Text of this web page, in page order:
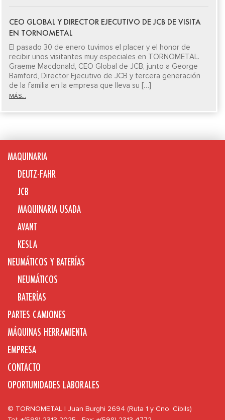
CEO GLOBAL Y DIRECTOR EJECUTIVO DE JCB DE VISITA
EN TORNOMETAL
El pasado 30 de enero tuvimos el placer y el honor de
recibir unos visitantes muy especiales en TORNOMETAL.
Graeme Macdonald, CEO Global de JCB, junto a George
Bamford, Director Ejecutivo de JCB y tercera generación
de la familia en la empresa que lleva su […]
MÁS...
MAQUINARIA
DEUTZ-FAHR
JCB
MAQUINARIA USADA
AVANT
KESLA
NEUMÁTICOS Y BATERÍAS
NEUMÁTICOS
BATERÍAS
PARTES CAMIONES
MÁQUINAS HERRAMIENTA
EMPRESA
CONTACTO
OPORTUNIDADES LABORALES
© TORNOMETAL | Juan Burghi 2694 (Ruta 1 y Cno. Cibils)